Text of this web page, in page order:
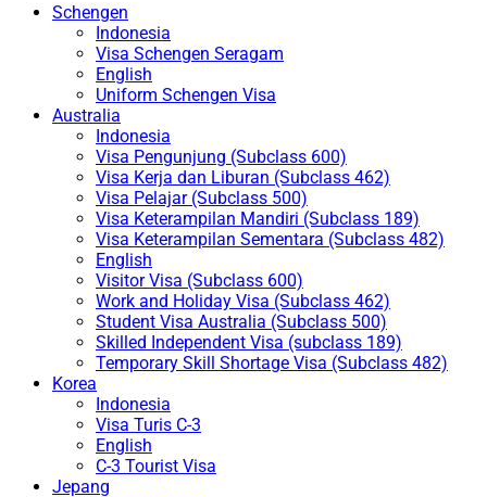
Schengen
Indonesia
Visa Schengen Seragam
English
Uniform Schengen Visa
Australia
Indonesia
Visa Pengunjung (Subclass 600)
Visa Kerja dan Liburan (Subclass 462)
Visa Pelajar (Subclass 500)
Visa Keterampilan Mandiri (Subclass 189)
Visa Keterampilan Sementara (Subclass 482)
English
Visitor Visa (Subclass 600)
Work and Holiday Visa (Subclass 462)
Student Visa Australia (Subclass 500)
Skilled Independent Visa (subclass 189)
Temporary Skill Shortage Visa (Subclass 482)
Korea
Indonesia
Visa Turis C-3
English
C-3 Tourist Visa
Jepang